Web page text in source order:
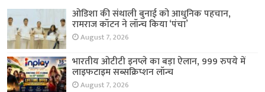
ओडिशा की संथाली बुनाई को आधुनिक पहचान,
रामराज कॉटन ने लॉन्च किया ‘पंचा’
August 7, 2026
भारतीय ओटीटी इनप्ले का बड़ा ऐलान, 999 रुपये में
लाइफटाइम सब्सक्रिप्शन लॉन्च
August 7, 2026